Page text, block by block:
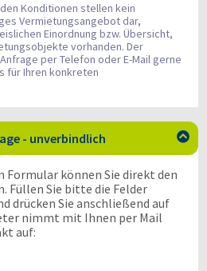
Konditionen stellen kein
Vermietungsangebot dar,
Einordnung bzw. Übersicht,
vorhanden. Der
per Telefon oder E-Mail gerne
für Ihren konkreten
- unverbindlich 
Formular können Sie direkt den
Füllen Sie bitte die Felder
drücken Sie anschließend auf
nimmt mit Ihnen per Mail
auf: